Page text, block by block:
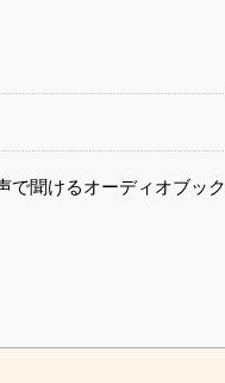
で聞けるオーディオブック